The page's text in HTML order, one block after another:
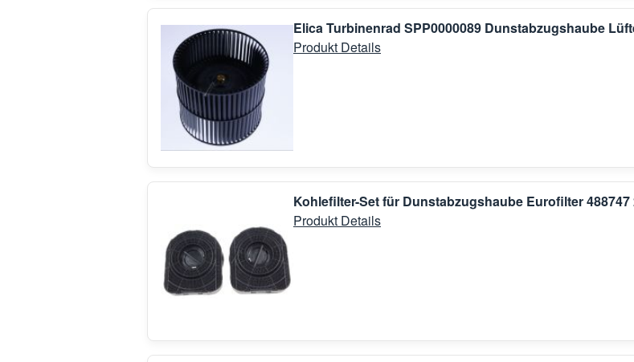
Elica Turbinenrad SPP0000089 Dunstabzugshaube
Produkt Details
Kohlefilter-Set für Dunstabzugshaube Eurofilter 488747
Produkt Details